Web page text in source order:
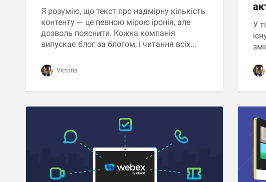
Я розумію, що текст про надмірну кількість
контенту — це певною мірою іронія, але
дозволь пояснити. Кожна компанія
випускає блог за блогом, і читання всіх...
Victoria
У